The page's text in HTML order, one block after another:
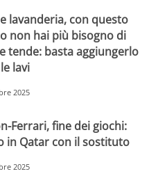
lavanderia, con questo
non hai più bisogno di
tende: basta aggiungerlo
lavi
2025
Ferrari, fine dei giochi:
in Qatar con il sostituto
2025